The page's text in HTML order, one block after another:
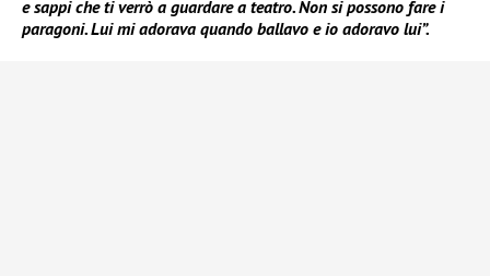
e sappi che ti verrò a guardare a teatro. Non si possono fare i
paragoni. Lui mi adorava quando ballavo e io adoravo lui”.